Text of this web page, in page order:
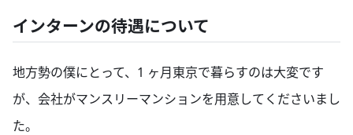
インターンの待遇について
地方勢の僕にとって、1 ヶ月東京で暮らすのは大変です
が、会社がマンスリーマンションを用意してくださいまし
た。